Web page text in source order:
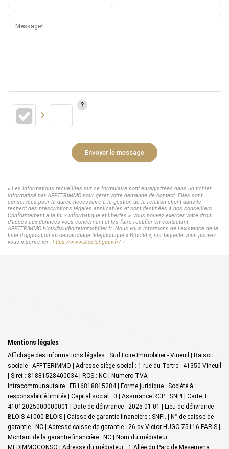
Message*
Envoyer le message
« Les informations recueillies sur ce formulaire sont enregistrées dans un fichier
informatisé par AFFTERIMMO pour gérer votre demande de contact. Elles sont
conservées pour la durée nécessaire à la gestion de la relation client dans le
respect des prescriptions légales applicables et sont destinées à nos conseillers
Conformément à la loi « informatique et libertés », vous pouvez exercer votre droit
d'accès aux données vous concernant et les faire rectifier en contactant
AFFTERIMMO blois@sudloireimmobilier.fr. Nous vous informons de l'existence de la
liste d'opposition au démarchage téléphonique « Bloctel », sur laquelle vous pouvez
vous inscrire ici : https://www.bloctel.gouv.fr/»
Mentions légales
Affichage des informations légales : Sud Loire Immobilier - Vineuil | Raison
sociale : AFFTERIMMO | Adresse siège social : 1 rue du Tertre - 41350 Vineuil
| Siret : 81881528400034 | RCS : NC | Numero TVA
Intracommunautaire : FR16818815284 | Forme juridique : Société à
responsabilité limitée | Capital social : 0 | Assurance RCP : SNPI | Carte T :
41012025000000001 | Date de délivrance : 2025-01-01 | Lieu de délivrance :
BLOIS 41000 BLOIS | Caisse de garantie financière : SNPI. | N° de caisse de
garantie : NC | Adresse caisse de garantie : 26 av Victor HUGO 75116 PARIS |
Montant de la garantie financière : NC | Nom du médiateur :
MEDIMMOCONSO | Adresse du médiateur : 1 Allée du Parc de Mesemena –